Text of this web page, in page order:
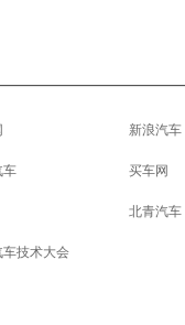
新浪汽车
车 买车网
北青汽车
车技术大会